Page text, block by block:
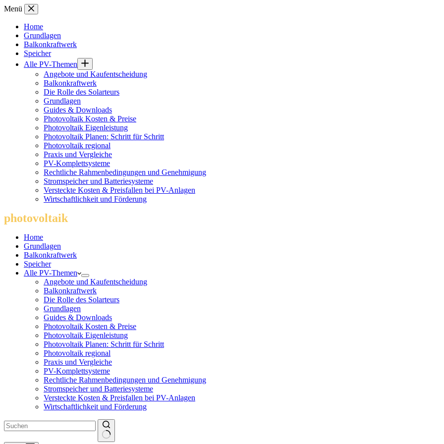
Zum
springen
Menü
Home
Grundlagen
Balkonkraftwerk
Speicher
Alle PV-Themen
Angebote und Kaufentscheidung
Balkonkraftwerk
Die Rolle des Solarteurs
Grundlagen
Guides & Downloads
Photovoltaik Kosten & Preise
Photovoltaik Eigenleistung
Photovoltaik Planen: Schritt für Schritt
Photovoltaik regional
Praxis und Vergleiche
PV-Komplettsysteme
Rechtliche Rahmenbedingungen und Genehmigung
Stromspeicher und Batteriesysteme
Versteckte Kosten & Preisfallen bei PV-Anlagen
Wirtschaftlichkeit und Förderung
photovoltaik
Home
Grundlagen
Balkonkraftwerk
Speicher
Alle PV-Themen
Angebote und Kaufentscheidung
Balkonkraftwerk
Die Rolle des Solarteurs
Grundlagen
Guides & Downloads
Photovoltaik Kosten & Preise
Photovoltaik Eigenleistung
Photovoltaik Planen: Schritt für Schritt
Photovoltaik regional
Praxis und Vergleiche
PV-Komplettsysteme
Rechtliche Rahmenbedingungen und Genehmigung
Stromspeicher und Batteriesysteme
Versteckte Kosten & Preisfallen bei PV-Anlagen
Wirtschaftlichkeit und Förderung